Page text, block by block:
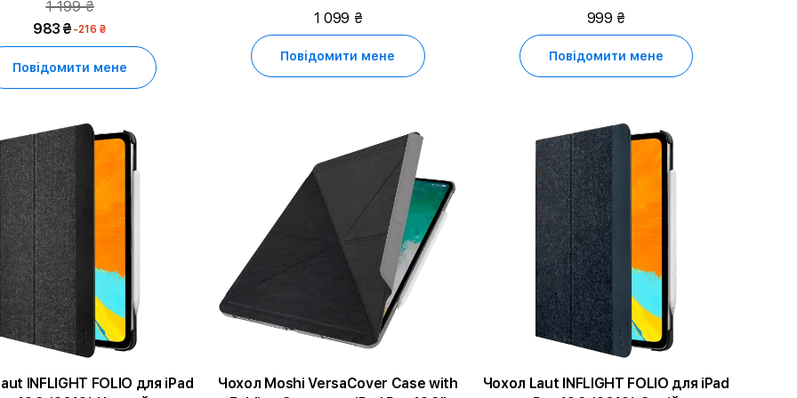
iPad Pro 12,9 дюйма (5-
го покоління)
1 199 ₴
983 ₴ -216 ₴
Повідомити мене
Тип C, 65 Ват
1 099 ₴
Повідомити мене
999 ₴
Повідомити мене
INFLIGHT FOLIO для iPad
Чохол Moshi VersaCover Case with
Чохол Laut INFLIGHT FOLIO для iPad